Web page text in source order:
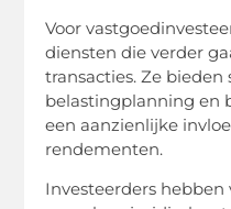
Voor
diensten die verder
transacties. Ze bieden
belastingplanning en
een aanzienlijke
rendementen.
Investeerders